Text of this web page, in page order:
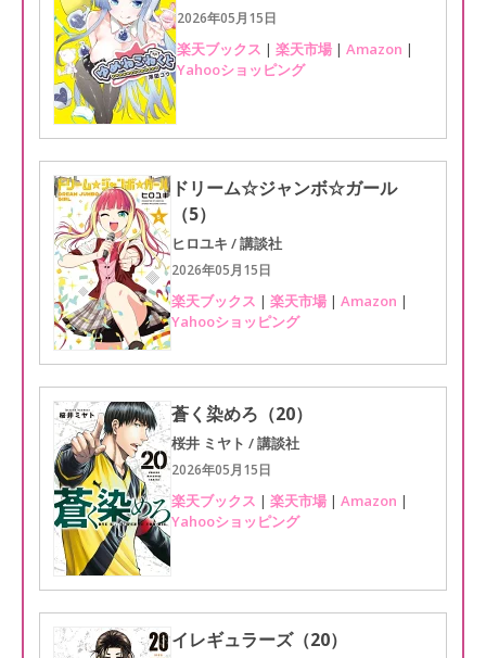
2026年05月15日
楽天ブックス | 楽天市場 | Amazon |
Yahooショッピング
ドリーム☆ジャンボ☆ガール
（5）
ヒロユキ / 講談社
2026年05月15日
楽天ブックス | 楽天市場 | Amazon |
Yahooショッピング
蒼く染めろ（20）
桜井 ミヤト / 講談社
2026年05月15日
楽天ブックス | 楽天市場 | Amazon |
Yahooショッピング
イレギュラーズ（20）